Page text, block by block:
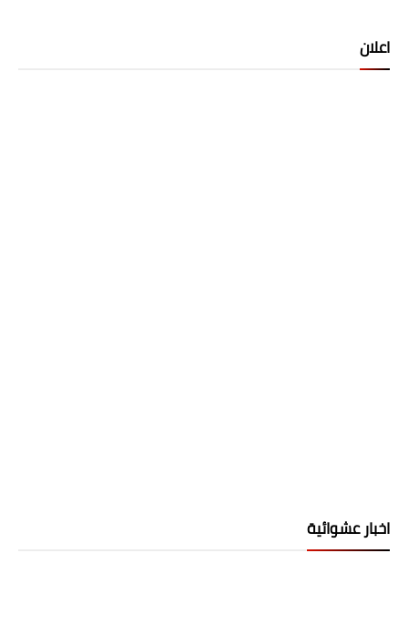
اعلان
اخبار عشوائية